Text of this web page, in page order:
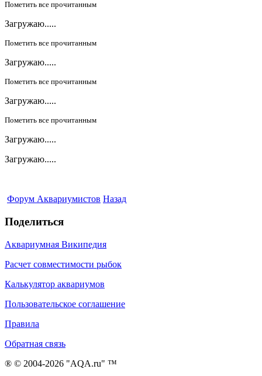
Пометить все прочитанным
Загружаю.....
Пометить все прочитанным
Загружаю.....
Пометить все прочитанным
Загружаю.....
Пометить все прочитанным
Загружаю.....
Загружаю.....
Форум Аквариумистов Назад
Поделиться
Аквариумная Википедия
Расчет совместимости рыбок
Калькулятор аквариумов
Пользовательское соглашение
Правила
Обратная связь
® © 2004-2026 "AQA.ru" ™